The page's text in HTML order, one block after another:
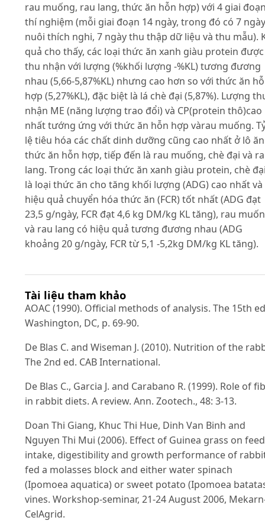
rau muống, rau lang, thức ăn hỗn hợp) với 4 giai
thí nghiệm (mỗi giai đoạn 14 ngày, trong đó có 7 ngày
nuôi thích nghi, 7 ngày thu thập dữ liệu và thu mẫu).
quả cho thấy, các loại thức ăn xanh giàu protein được
thu nhận với lượng (%khối lượng -%KL) tương đương
nhau (5,66-5,87%KL) nhưng cao hơn so với thức ăn
hợp (5,27%KL), đặc biệt là lá chè đại (5,87%). Lượng
nhận ME (năng lượng trao đổi) và CP(protein thô)cao
nhất tướng ứng với thức ăn hỗn hợp vàrau muống.
lệ tiêu hóa các chất dinh dưỡng cũng cao nhất ở lô ăn
thức ăn hỗn hợp, tiếp đến là rau muống, chè đại và
lang. Trong các loại thức ăn xanh giàu protein, chè
là loại thức ăn cho tăng khối lượng (ADG) cao nhất và
hiệu quả chuyển hóa thức ăn (FCR) tốt nhất (ADG đạt
23,5 g/ngày, FCR đạt 4,6 kg DM/kg KL tăng), rau
và rau lang có hiệu quả tương đương nhau (ADG
khoảng 20 g/ngày, FCR từ 5,1 -5,2kg DM/kg KL tăng).
Tài liệu tham khảo
AOAC (1990). Official methods of analysis. The 15th
Washington, DC, p. 69-90.
De Blas C. and Wiseman J. (2010). Nutrition of the
The 2nd ed. CAB International.
De Blas C., Garcia J. and Carabano R. (1999). Role of
in rabbit diets. A review. Ann. Zootech., 48: 3-13.
Doan Thi Giang, Khuc Thi Hue, Dinh Van Binh and
Nguyen Thi Mui (2006). Effect of Guinea grass on feed
intake, digestibility and growth performance of
fed a molasses block and either water spinach
(Ipomoea aquatica) or sweet potato (Ipomoea
vines. Workshop-seminar, 21-24 August 2006,
CelAgrid.